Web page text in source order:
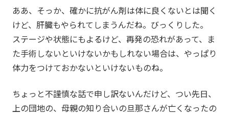
ああ、そっか、確かに抗がん剤は体に良くないとは聞く
けど、肝臓もやられてしまうんだね。びっくりした。
ステージや状態にもよるけど、再発の恐れがあって、ま
た手術しないといけないかもしれない場合は、やっぱり
体力をつけておかないといけないものね。
ちょっと不謹慎な話で申し訳ないんだけど、つい先日、
上の団地の、母親の知り合いの旦那さんが亡くなったの